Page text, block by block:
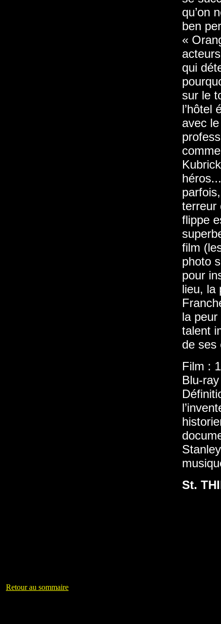
qu’on
ben
«
qui
sur le
l’hôtel
avec
terreur
flippe
film
photo
pour
lieu, la
la
talent
de ses
Film :
Blu-
St.
Retour au sommaire